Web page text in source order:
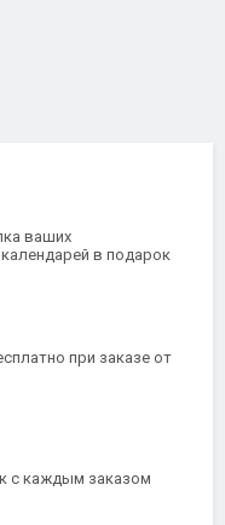
ваших
в подарок
при заказе от
с каждым заказом